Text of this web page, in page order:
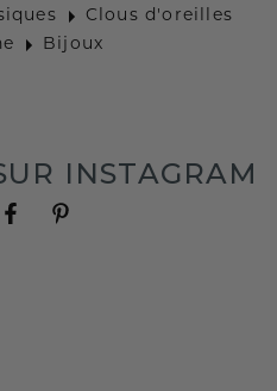
Clous d'oreilles
Bijoux
INSTAGRAM